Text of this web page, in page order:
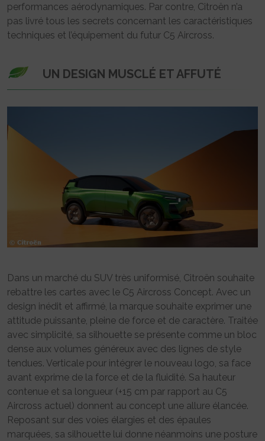
performances aérodynamiques. Par contre, Citroën n’a
pas livré tous les secrets concernant les caractéristiques
techniques et l’équipement du futur C5 Aircross.
UN DESIGN MUSCLÉ ET AFFUTÉ
Dans un marché du SUV très uniformisé, Citroën souhaite
rebattre les cartes avec le C5 Aircross Concept. Avec un
design inédit et affirmé, la marque souhaite exprimer une
attitude puissante, pleine de force et de caractère. Traitée
avec simplicité, sa silhouette se présente comme un bloc
dense aux volumes généreux avec des lignes de style
tendues. Verticale pour intégrer le nouveau logo, sa face
avant exprime de la force et de la fluidité. Sa hauteur
contenue et sa longueur (+15 cm par rapport au C5
Aircross actuel) donnent au concept une allure élancée.
Reposant sur des voies élargies et des épaules
marquées, sa silhouette lui donne néanmoins une posture